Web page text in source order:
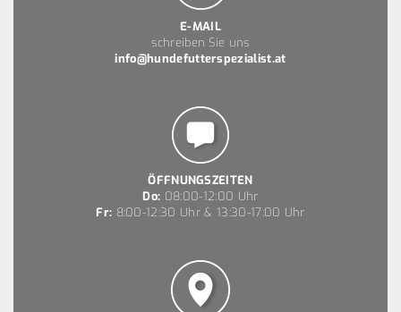
E-MAIL
schreiben Sie uns
info@hundefutterspezialist.at
ÖFFNUNGSZEITEN
Do: 08:00-12:00 Uhr
Fr: 8:00-12:30 Uhr & 13:30-17:00 Uhr